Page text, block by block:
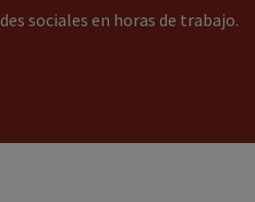
sociales en horas de trabajo.